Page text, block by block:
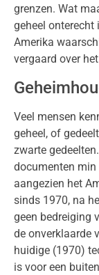
grenzen. Wat
geheel onterecht
Amerika
vergaard over
Veel mensen
geheel, of
zwarte
documenten min
aangezien het
sinds 1970, na
geen bedreiging
de onverklaarde
huidige (1970)
is voor een